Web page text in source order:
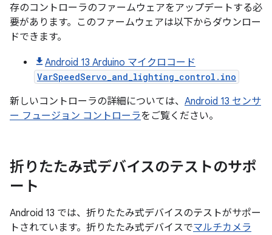
存のコントローラのファームウェアをアップデートする必
要があります。このファームウェアは以下からダウンロー
ドできます。
Android 13 Arduino マイクロコード
VarSpeedServo_and_lighting_control.ino
新しいコントローラの詳細については、 Android 13 センサ
ー フュージョン コントローラをご覧ください。
折りたたみ式デバイスのテストのサポ
ート
Android 13 では、折りたたみ式デバイスのテストがサポー
トされています。折りたたみ式デバイスでマルチカメラ